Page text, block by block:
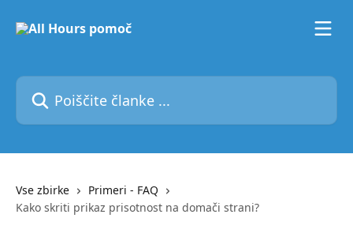
Poiščite članke ...
Vse zbirke
Primeri - FAQ
Kako skriti prikaz prisotnost na domači strani?